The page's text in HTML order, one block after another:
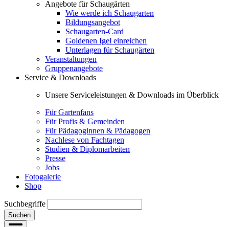
Angebote für Schaugärten
Wie werde ich Schaugarten
Bildungsangebot
Schaugarten-Card
Goldenen Igel einreichen
Unterlagen für Schaugärten
Veranstaltungen
Gruppenangebote
Service & Downloads
Unsere Serviceleistungen & Downloads im Überblick
Für Gartenfans
Für Profis & Gemeinden
Für Pädagoginnen & Pädagogen
Nachlese von Fachtagen
Studien & Diplomarbeiten
Presse
Jobs
Fotogalerie
Shop
Suchbegriffe
Suchen